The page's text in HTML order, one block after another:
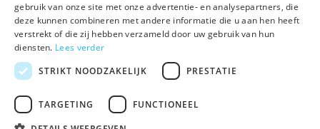
Algemene voorwaarden RSS-feed
gebruik van onze site met onze advertentie- en analysepartners, die
deze kunnen combineren met andere informatie die u aan hen heeft
verstrekt of die zij hebben verzameld door uw gebruik van hun
diensten. Lees verder
STRIKT NOODZAKELIJK
PRESTATIE
TARGETING FUNCTIONEEL